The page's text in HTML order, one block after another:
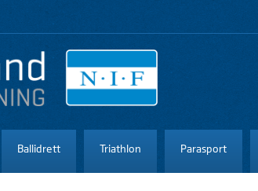
Ballidrett Triathlon Parasport